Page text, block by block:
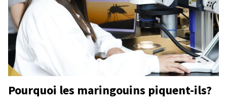
Pourquoi les maringouins piquent-ils?